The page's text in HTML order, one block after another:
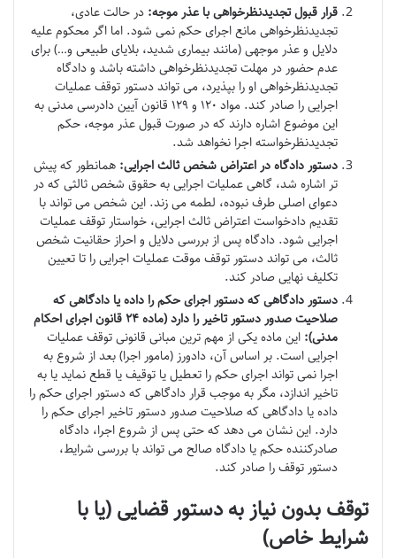
قرار قبول تجدیدنظرخواهی با عذر موجه: در حالت عادی،
تجدیدنظرخواهی مانع اجرای حکم نمی شود. اما اگر محکوم علیه
دلایل و عذر موجهی (مانند بیماری شدید، بلایای طبیعی و…) برای
عدم حضور در مهلت تجدیدنظرخواهی داشته باشد و دادگاه
تجدیدنظرخواهی او را بپذیرد، می تواند دستور توقف عملیات
اجرایی را صادر کند. مواد ۱۲۰ و ۱۲۹ قانون آیین دادرسی مدنی به
این موضوع اشاره دارند که در صورت قبول عذر موجه، حکم
تجدیدنظرخواسته اجرا نخواهد شد.
دستور دادگاه در اعتراض شخص ثالث اجرایی: همانطور که پیش
تر اشاره شد، گاهی عملیات اجرایی به حقوق شخص ثالثی که در
دعوای اصلی طرف نبوده، لطمه می زند. این شخص می تواند با
تقدیم دادخواست اعتراض ثالث اجرایی، خواستار توقف عملیات
اجرایی شود. دادگاه پس از بررسی دلایل و احراز حقانیت شخص
ثالث، می تواند دستور توقف موقت عملیات اجرایی را تا تعیین
تکلیف نهایی صادر کند.
دستور دادگاهی که دستور اجرای حکم را داده یا دادگاهی که
صلاحیت صدور دستور تاخیر را دارد (ماده ۲۴ قانون اجرای احکام
مدنی): این ماده یکی از مهم ترین مبانی قانونی توقف عملیات
اجرایی است. بر اساس آن، دادورز (مامور اجرا) بعد از شروع به
اجرا نمی تواند اجرای حکم را تعطیل یا توقیف یا قطع نماید یا به
تاخیر اندازد، مگر به موجب قرار دادگاهی که دستور اجرای حکم را
داده یا دادگاهی که صلاحیت صدور دستور تاخیر اجرای حکم را
دارد. این نشان می دهد که حتی پس از شروع اجرا، دادگاه
صادرکننده حکم یا دادگاه صالح می تواند با بررسی شرایط،
دستور توقف را صادر کند.
توقف بدون نیاز به دستور قضایی (یا با
شرایط خاص)